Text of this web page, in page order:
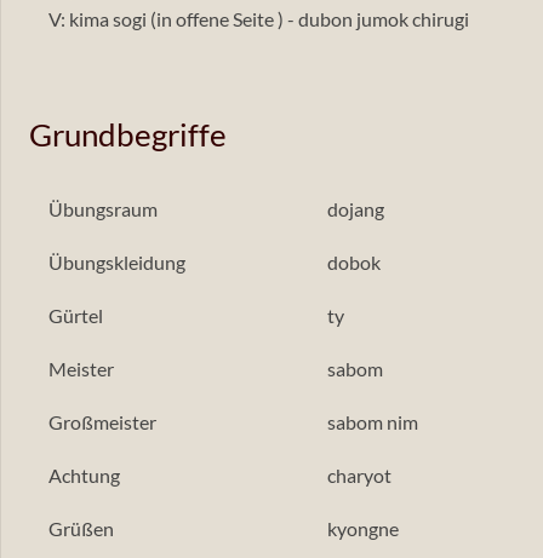
V: kima sogi (in offene Seite ) - dubon jumok chirugi
Grundbegriffe
Übungsraum dojang
Übungskleidung dobok
Gürtel ty
Meister sabom
Großmeister sabom nim
Achtung charyot
Grüßen kyongne